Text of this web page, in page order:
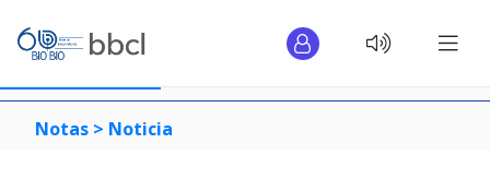
Notas > Noticia